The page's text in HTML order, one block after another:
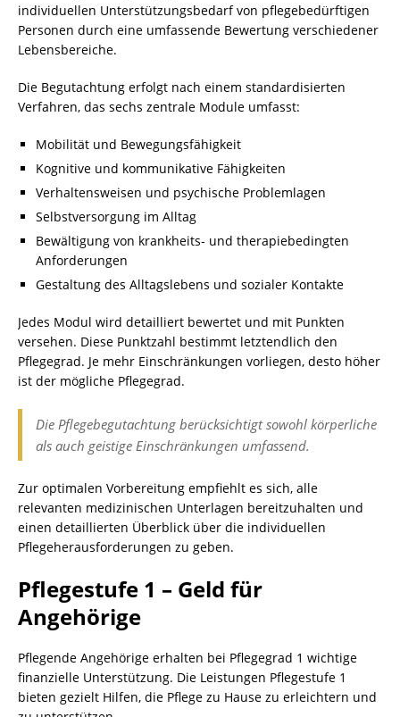
individuellen Unterstützungsbedarf von pflegebedürftigen
Personen durch eine umfassende Bewertung verschiedener
Lebensbereiche.
Die Begutachtung erfolgt nach einem standardisierten
Verfahren, das sechs zentrale Module umfasst:
Mobilität und Bewegungsfähigkeit
Kognitive und kommunikative Fähigkeiten
Verhaltensweisen und psychische Problemlagen
Selbstversorgung im Alltag
Bewältigung von krankheits- und therapiebedingten
Anforderungen
Gestaltung des Alltagslebens und sozialer Kontakte
Jedes Modul wird detailliert bewertet und mit Punkten
versehen. Diese Punktzahl bestimmt letztendlich den
Pflegegrad. Je mehr Einschränkungen vorliegen, desto höher
ist der mögliche Pflegegrad.
Die Pflegebegutachtung berücksichtigt sowohl körperliche
als auch geistige Einschränkungen umfassend.
Zur optimalen Vorbereitung empfiehlt es sich, alle
relevanten medizinischen Unterlagen bereitzuhalten und
einen detaillierten Überblick über die individuellen
Pflegeherausforderungen zu geben.
Pflegestufe 1 – Geld für
Angehörige
Pflegende Angehörige erhalten bei Pflegegrad 1 wichtige
finanzielle Unterstützung. Die Leistungen Pflegestufe 1
bieten gezielt Hilfen, die Pflege zu Hause zu erleichtern und